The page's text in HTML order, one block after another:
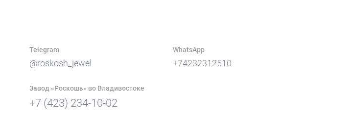
Telegram
@roskosh_jewel
WhatsApp
+74232312510
Завод «Роскошь» во Владивостоке
+7 (423) 234-10-02